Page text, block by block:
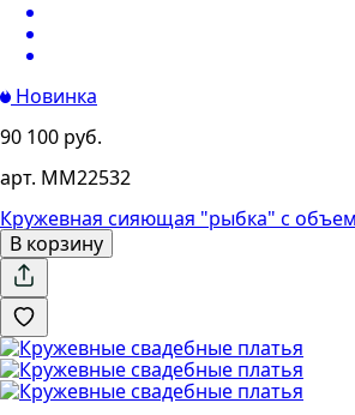
Новинка
90 100 руб.
арт. MM22532
Кружевная сияющая "рыбка" с
В корзину